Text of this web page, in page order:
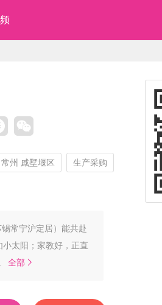
州 戚墅堰区 生产采购
常宁沪定居）能共赴
太阳；家教好，正直
全部 